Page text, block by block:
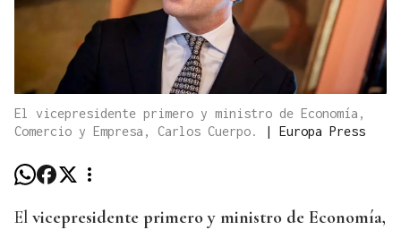
El vicepresidente primero y ministro de Economía,
Comercio y Empresa, Carlos Cuerpo.
| Europa Press
El vicepresidente primero y ministro de Economía,